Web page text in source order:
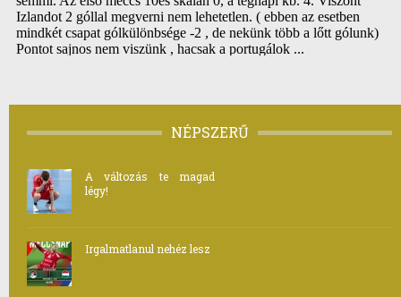
NÉPSZERŰ
A változás te magad
légy!
Irgalmatlanul nehéz lesz